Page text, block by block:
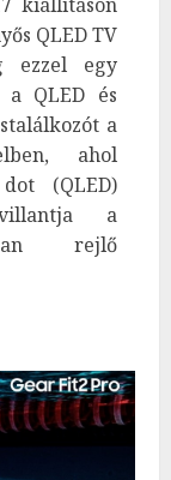
QLED TV
ezzel egy
QLED és
a
ahol
(QLED)
a
rejlő